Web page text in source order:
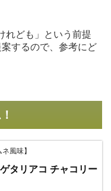
れども」という前提
するので、参考にど
風味】
タリアコ チャコリー